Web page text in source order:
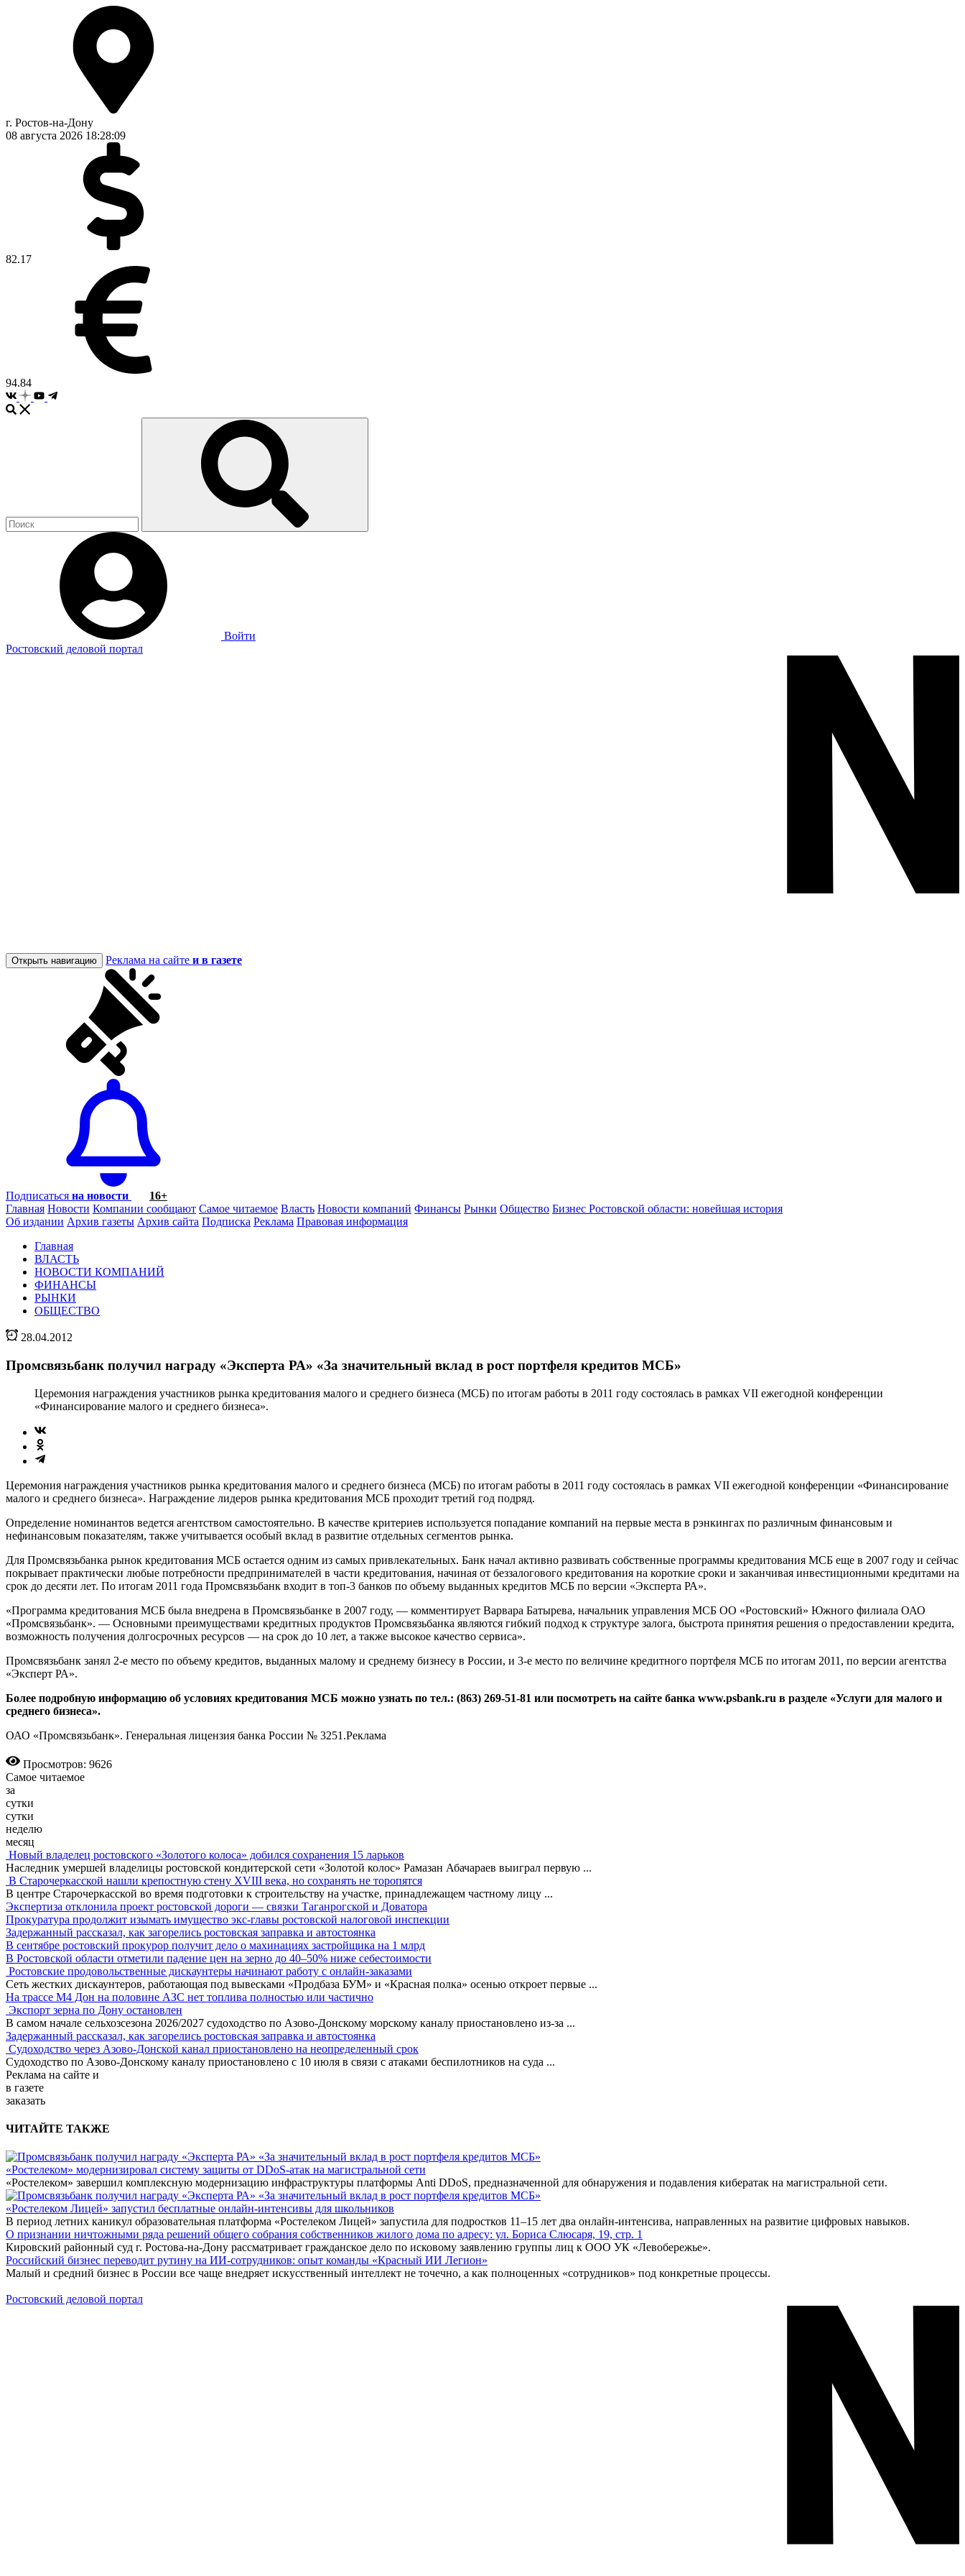
г. Ростов-на-Дону
08 августа 2026 18:28:10
82.17
94.84
Войти
Ростовский деловой портал
Открыть навигацию Реклама на сайте и в газете
Подписаться на новости
16+
Главная Новости Компании сообщают Самое читаемое Власть Новости компаний Финансы Рынки Общество Бизнес Ростовской области: новейшая история
Об издании Архив газеты Архив сайта Подписка Реклама Правовая информация
Главная
ВЛАСТЬ
НОВОСТИ КОМПАНИЙ
ФИНАНСЫ
РЫНКИ
ОБЩЕСТВО
28.04.2012
Промсвязьбанк получил награду «Эксперта РА» «За значительный вклад в рост портфеля кредитов МСБ»
Церемония награждения участников рынка кредитования малого и среднего бизнеса (МСБ) по итогам работы в 2011 году состоялась в рамках VII ежегодной конференции
«Финансирование малого и среднего бизнеса».
Церемония награждения участников рынка кредитования малого и среднего бизнеса (МСБ) по итогам работы в 2011 году состоялась в рамках VII ежегодной конференции «Финансирование
малого и среднего бизнеса». Награждение лидеров рынка кредитования МСБ проходит третий год подряд.
Определение номинантов ведется агентством самостоятельно. В качестве критериев используется попадание компаний на первые места в рэнкингах по различным финансовым и
нефинансовым показателям, также учитывается особый вклад в развитие отдельных сегментов рынка.
Для Промсвязьбанка рынок кредитования МСБ остается одним из самых привлекательных. Банк начал активно развивать собственные программы кредитования МСБ еще в 2007 году и сейчас
покрывает практически любые потребности предпринимателей в части кредитования, начиная от беззалогового кредитования на короткие сроки и заканчивая инвестиционными кредитами на
срок до десяти лет. По итогам 2011 года Промсвязьбанк входит в топ-3 банков по объему выданных кредитов МСБ по версии «Эксперта РА».
«Программа кредитования МСБ была внедрена в Промсвязьбанке в 2007 году, — комментирует Варвара Батырева, начальник управления МСБ ОО «Ростовский» Южного филиала ОАО
«Промсвязьбанк». — Основными преимуществами кредитных продуктов Промсвязьбанка являются гибкий подход к структуре залога, быстрота принятия решения о предоставлении кредита,
возможность получения долгосрочных ресурсов — на срок до 10 лет, а также высокое качество сервиса».
Промсвязьбанк занял 2-е место по объему кредитов, выданных малому и среднему бизнесу в России, и 3-е место по величине кредитного портфеля МСБ по итогам 2011, по версии агентства
«Эксперт РА».
Более подробную информацию об условиях кредитования МСБ можно узнать по тел.: (863) 269-51-81 или посмотреть на сайте банка www.psbank.ru в разделе «Услуги для малого и
среднего бизнеса».
ОАО «Промсвязьбанк». Генеральная лицензия банка России № 3251.Реклама
Просмотров: 9626
Самое читаемое
за
сутки
сутки
неделю
месяц
Новый владелец ростовского «Золотого колоса» добился сохранения 15 ларьков
Наследник умершей владелицы ростовской кондитерской сети «Золотой колос» Рамазан Абачараев выиграл первую ...
В Старочеркасской нашли крепостную стену XVIII века, но сохранять не торопятся
В центре Старочеркасской во время подготовки к строительству на участке, принадлежащем частному лицу ...
Экспертиза отклонила проект ростовской дороги — связки Таганрогской и Доватора
Прокуратура продолжит изымать имущество экс-главы ростовской налоговой инспекции
Задержанный рассказал, как загорелись ростовская заправка и автостоянка
В сентябре ростовский прокурор получит дело о махинациях застройщика на 1 млрд
В Ростовской области отметили падение цен на зерно до 40–50% ниже себестоимости
Ростовские продовольственные дискаунтеры начинают работу с онлайн-заказами
Сеть жестких дискаунтеров, работающая под вывесками «Продбаза БУМ» и «Красная полка» осенью откроет первые ...
На трассе М4 Дон на половине АЗС нет топлива полностью или частично
Экспорт зерна по Дону остановлен
В самом начале сельхозсезона 2026/2027 судоходство по Азово-Донскому морскому каналу приостановлено из-за ...
Задержанный рассказал, как загорелись ростовская заправка и автостоянка
Судоходство через Азово-Донской канал приостановлено на неопределенный срок
Судоходство по Азово-Донскому каналу приостановлено с 10 июля в связи с атаками беспилотников на суда ...
Реклама на сайте и
в газете
заказать
ЧИТАЙТЕ ТАКЖЕ
«Ростелеком» модернизировал систему защиты от DDoS-атак на магистральной сети
«Ростелеком» завершил комплексную модернизацию инфраструктуры платформы Anti DDoS, предназначенной для обнаружения и подавления кибератак на магистральной сети.
«Ростелеком Лицей» запустил бесплатные онлайн-интенсивы для школьников
В период летних каникул образовательная платформа «Ростелеком Лицей» запустила для подростков 11–15 лет два онлайн-интенсива, направленных на развитие цифровых навыков.
О признании ничтожными ряда решений общего собрания собственников жилого дома по адресу: ул. Бориса Слюсаря, 19, стр. 1
Кировский районный суд г. Ростова-на-Дону рассматривает гражданское дело по исковому заявлению группы лиц к ООО УК «Левобережье».
Российский бизнес переводит рутину на ИИ-сотрудников: опыт команды «Красный ИИ Легион»
Малый и средний бизнес в России все чаще внедряет искусственный интеллект не точечно, а как полноценных «сотрудников» под конкретные процессы.
Ростовский деловой портал